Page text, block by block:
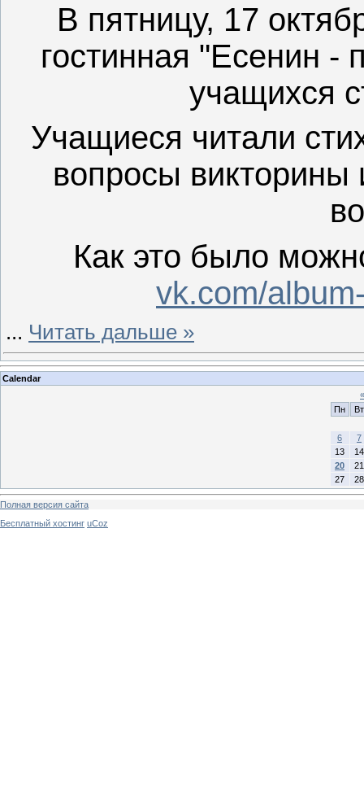
В пятницу, 17
гостинная "Есенин -
учащихся
Учащиеся читали
вопросы викторины
Как это было
vk.com/
... Читать дальше »
Calendar
«
Пн
Вт
6
7
13
14
20
21
27
28
Полная версия сайта
Бесплатный хостинг uCoz